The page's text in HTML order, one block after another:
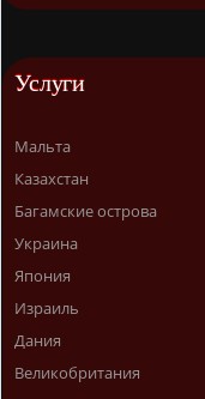
Услуги
Мальта
Казахстан
Багамские острова
Украина
Япония
Израиль
Дания
Великобритания